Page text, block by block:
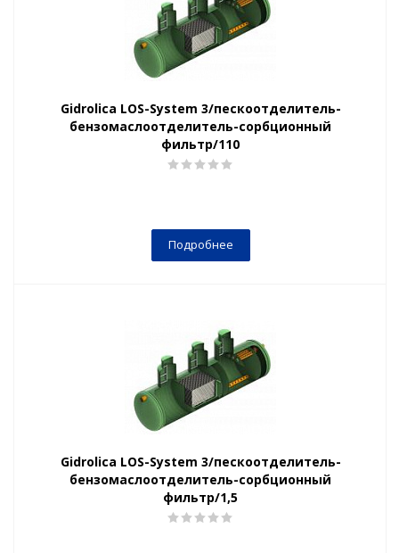
Gidrolica LOS-System 3/пескоотделитель-
бензомаслоотделитель-сорбционный
фильтр/110
Подробнее
Gidrolica LOS-System 3/пескоотделитель-
бензомаслоотделитель-сорбционный
фильтр/1,5